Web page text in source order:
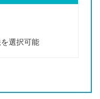
選択可能